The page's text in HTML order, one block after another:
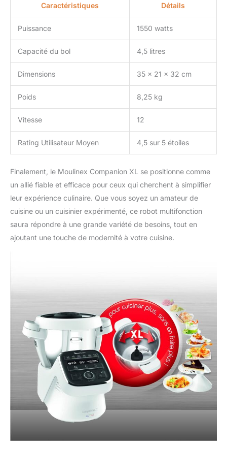
Caractéristiques Détails
Puissance 1550 watts
Capacité du bol 4,5 litres
Dimensions 35 x 21 x 32 cm
Poids 8,25 kg
Vitesse 12
Rating Utilisateur Moyen 4,5 sur 5 étoiles
Finalement, le Moulinex Companion XL se positionne comme
un allié fiable et efficace pour ceux qui cherchent à simplifier
leur expérience culinaire. Que vous soyez un amateur de
cuisine ou un cuisinier expérimenté, ce robot multifonction
saura répondre à une grande variété de besoins, tout en
ajoutant une touche de modernité à votre cuisine.